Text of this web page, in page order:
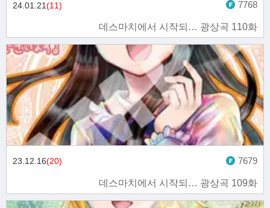
데스마치에서 시작되… 광상곡 110화
24.01.21(11) 7768
데스마치에서 시작되… 광상곡 109화
23.12.16(20) 7679